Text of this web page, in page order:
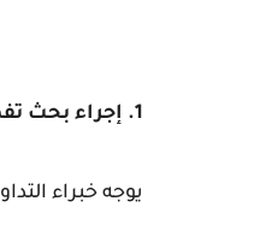
1. إجراء بحث تفصيلي
يوجه خبراء